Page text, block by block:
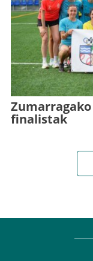
finalistak